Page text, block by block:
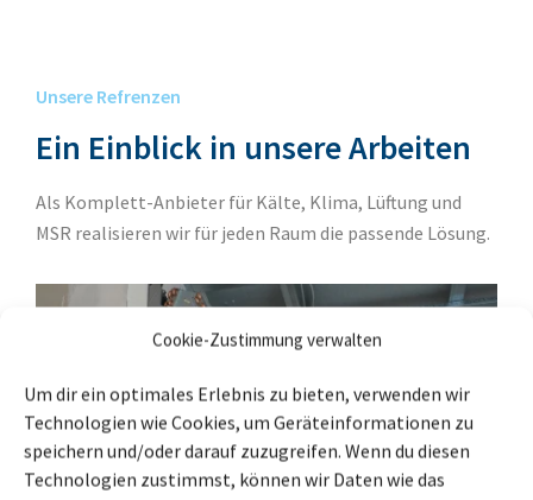
Cookie-Zustimmung verwalten
Um dir ein optimales Erlebnis zu bieten, verwenden wir
Technologien wie Cookies, um Geräteinformationen zu
speichern und/oder darauf zuzugreifen. Wenn du diesen
Technologien zustimmst, können wir Daten wie das
Unsere Refrenzen
Ein Einblick in unsere Arbeiten
Als Komplett-Anbieter für Kälte, Klima, Lüftung und
MSR realisieren wir für jeden Raum die passende Lösung.